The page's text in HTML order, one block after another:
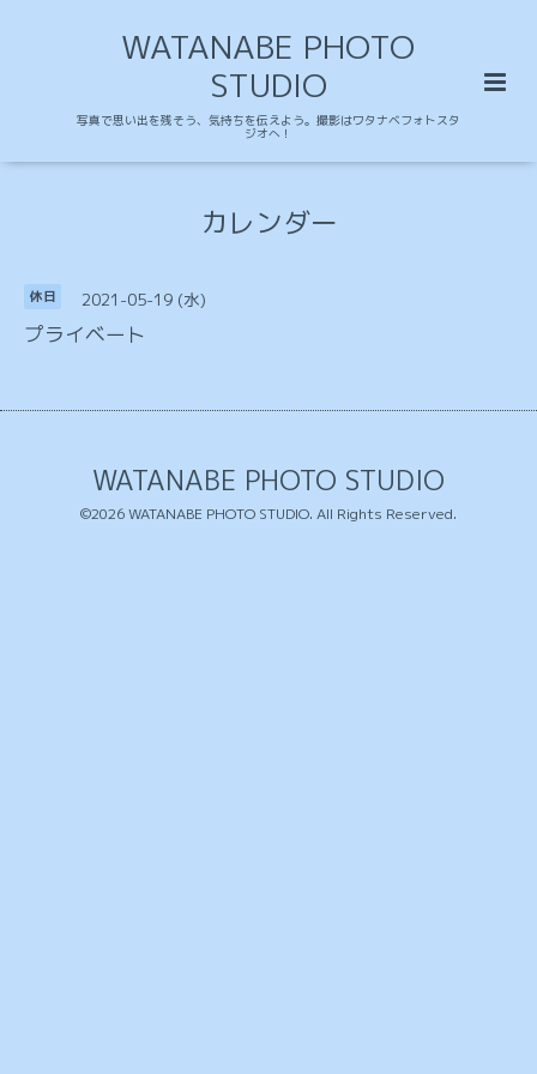
WATANABE PHOTO
STUDIO
写真で思い出を残そう、気持ちを伝えよう。撮影はワタナベフォトスタ
ジオへ！
カレンダー
休日 2021-05-19 (水)
プライベート
WATANABE PHOTO STUDIO
©2026WATANABE PHOTO STUDIO. All Rights Reserved.